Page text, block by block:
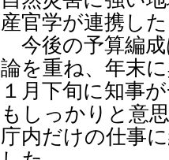
産官学が連携し
今後の予算編成
論を重ね、年末
１月下旬に知事
もしっかりと意
庁内だけの仕事